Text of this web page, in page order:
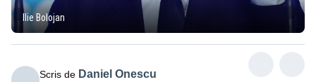
Ilie Bolojan
Scris de Daniel Onescu